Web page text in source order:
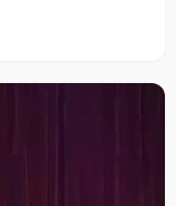
孩子。高三时候的化
书上都会出现一道题，
致，便将闫欣的观点反
上，她给老师发短
同学们走后，闫欣她
窗，最后才离开